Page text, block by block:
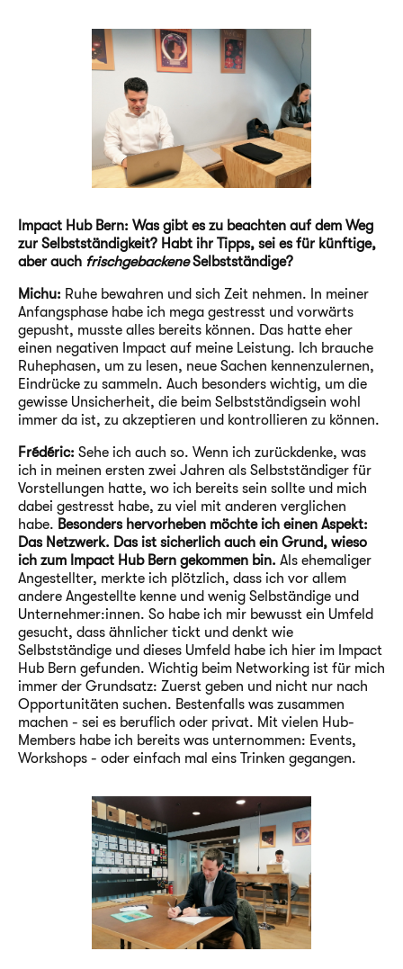
Impact Hub Bern: Was gibt es zu beachten auf dem Weg
zur Selbstständigkeit? Habt ihr Tipps, sei es für künftige,
aber auch frischgebackeneSelbstständige?
Michu: Ruhe bewahren und sich Zeit nehmen. In meiner
Anfangsphase habe ich mega gestresst und vorwärts
gepusht, musste alles bereits können. Das hatte eher
einen negativen Impact auf meine Leistung. Ich brauche
Ruhephasen, um zu lesen, neue Sachen kennenzulernen,
Eindrücke zu sammeln. Auch besonders wichtig, um die
gewisse Unsicherheit, die beim Selbstständigsein wohl
immer da ist, zu akzeptieren und kontrollieren zu können.
Frédéric: Sehe ich auch so. Wenn ich zurückdenke, was
ich in meinen ersten zwei Jahren als Selbstständiger für
Vorstellungen hatte, wo ich bereits sein sollte und mich
dabei gestresst habe, zu viel mit anderen verglichen
habe. Besonders hervorheben möchte ich einen Aspekt:
Das Netzwerk. Das ist sicherlich auch ein Grund, wieso
ich zum Impact Hub Bern gekommen bin. Als ehemaliger
Angestellter, merkte ich plötzlich, dass ich vor allem
andere Angestellte kenne und wenig Selbständige und
Unternehmer:innen. So habe ich mir bewusst ein Umfeld
gesucht, dass ähnlicher tickt und denkt wie
Selbstständige und dieses Umfeld habe ich hier im Impact
Hub Bern gefunden. Wichtig beim Networking ist für mich
immer der Grundsatz: Zuerst geben und nicht nur nach
Opportunitäten suchen. Bestenfalls was zusammen
machen - sei es beruflich oder privat. Mit vielen Hub-
Members habe ich bereits was unternommen: Events,
Workshops - oder einfach mal eins Trinken gegangen.